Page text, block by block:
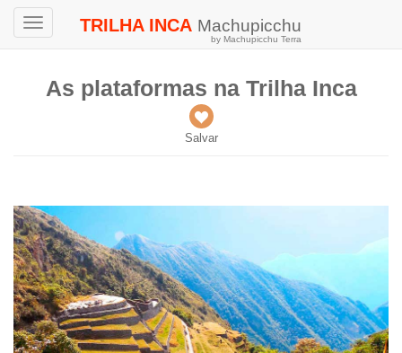
Toggle
TRILHA INCA Machupicchu
by Machupicchu Terra
As plataformas na Trilha Inca
Salvar